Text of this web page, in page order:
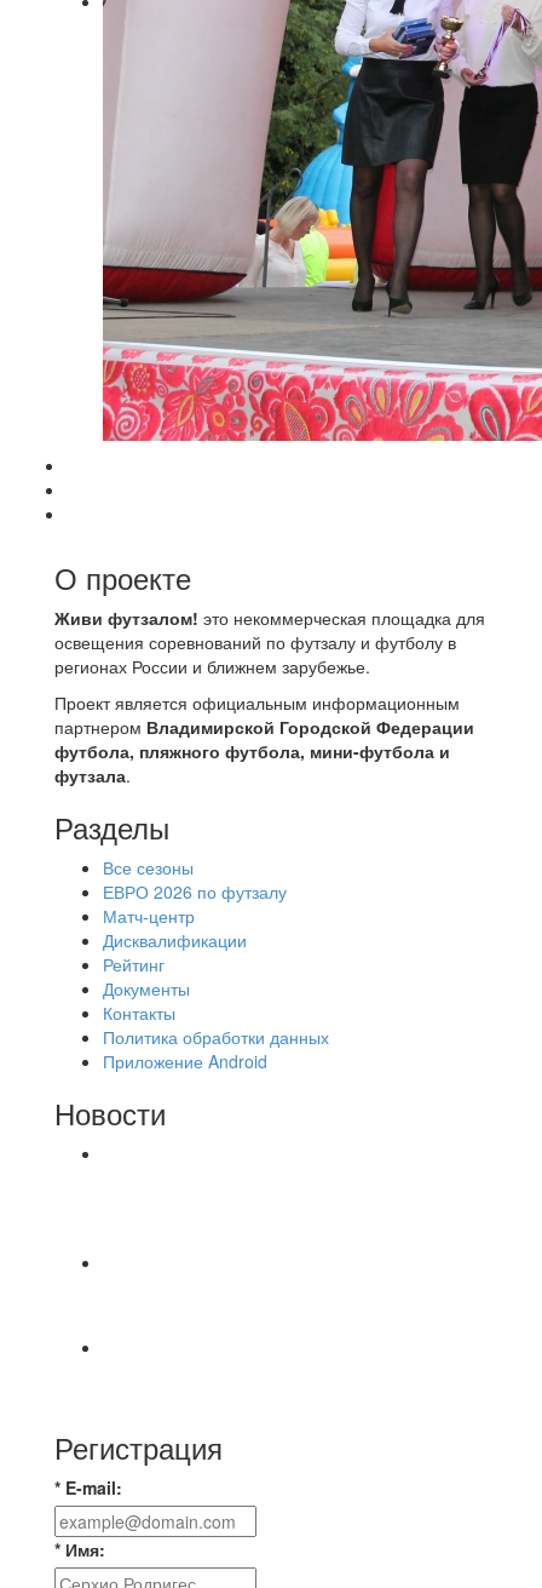
О проекте
Живи футзалом! это некоммерческая площадка для
освещения соревнований по футзалу и футболу в
регионах России и ближнем зарубежье.
Проект является официальным информационным
партнером Владимирской Городской Федерации
футбола, пляжного футбола, мини-футбола и
футзала.
Разделы
Все сезоны
ЕВРО 2026 по футзалу
Матч-центр
Дисквалификации
Рейтинг
Документы
Контакты
Политика обработки данных
Приложение Android
Новости
Регистрация
* E-mail:
* Имя: